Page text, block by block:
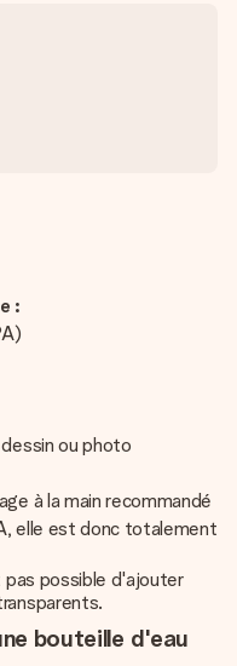
:
ou photo
à la main recommandé
elle est donc totalement
pas possible d'ajouter
bouteille d'eau